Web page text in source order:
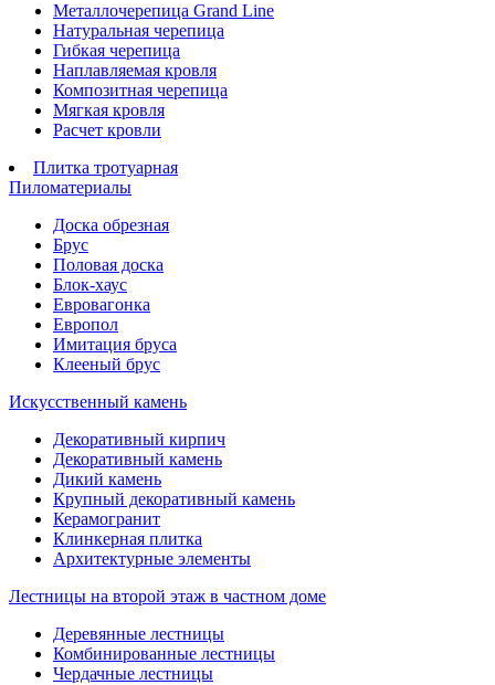
Металлочерепица Grand Line
Натуральная черепица
Гибкая черепица
Наплавляемая кровля
Композитная черепица
Мягкая кровля
Расчет кровли
Плитка тротуарная
Пиломатериалы
Доска обрезная
Брус
Половая доска
Блок-хаус
Евровагонка
Европол
Имитация бруса
Клееный брус
Искусственный камень
Декоративный кирпич
Декоративный камень
Дикий камень
Крупный декоративный камень
Керамогранит
Клинкерная плитка
Архитектурные элементы
Лестницы на второй этаж в частном доме
Деревянные лестницы
Комбинированные лестницы
Чердачные лестницы